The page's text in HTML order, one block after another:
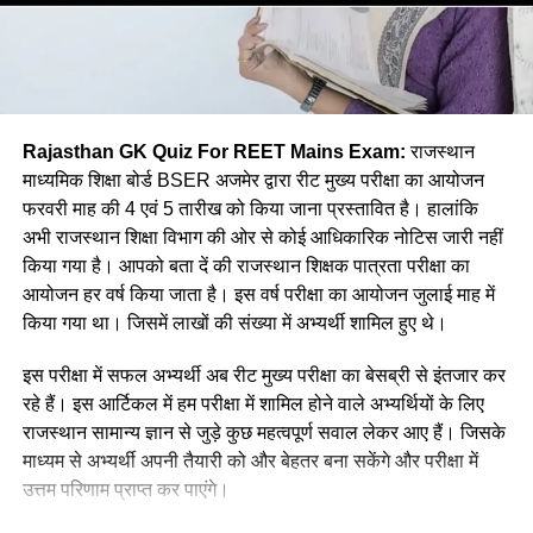
Ans :- ©
Q. कौनसी विधि सबसे प्राथमिक भाषा उपागम
कहलाती है?
(a) अनुकरण विधि
(b)व्यतिरेकी विधि
(c) व्याकरण अनुवाद विधि
(d) ध्वन्यात्मक विधि
Ans:- (a)
Q. बम नृत्य किस जिले का प्रसिद्ध है?
(a) कोटा
(b) जयपुर
(c) भरतपुर
(d) झालावाड़
Ans:- ©
Q. जयनारायण व्यास को किस नृत्य को प्रकाश में लाने का श्रेय दिया जाता
है?
(a) डांग नृत्य
Rajasthan GK Quiz For REET Mains Exam: राजस्थान
माध्यमिक शिक्षा बोर्ड BSER अजमेर द्वारा रीट मुख्य परीक्षा का आयोजन
फरवरी माह की 4 एवं 5 तारीख को किया जाना प्रस्तावित है। हालांकि
अभी राजस्थान शिक्षा विभाग की ओर से कोई आधिकारिक नोटिस जारी नहीं
किया गया है। आपको बता दें की राजस्थान शिक्षक पात्रता परीक्षा का
आयोजन हर वर्ष किया जाता है। इस वर्ष परीक्षा का आयोजन जुलाई माह में
किया गया था। जिसमें लाखों की संख्या में अभ्यर्थी शामिल हुए थे।
इस परीक्षा में सफल अभ्यर्थी अब रीट मुख्य परीक्षा का बेसब्री से इंतजार कर
रहे हैं। इस आर्टिकल में हम परीक्षा में शामिल होने वाले अभ्यर्थियों के लिए
राजस्थान सामान्य ज्ञान से जुड़े कुछ महत्वपूर्ण सवाल लेकर आए हैं। जिसके
माध्यम से अभ्यर्थी अपनी तैयारी को और बेहतर बना सकेंगे और परीक्षा में
उत्तम परिणाम प्राप्त कर पाएंगे।